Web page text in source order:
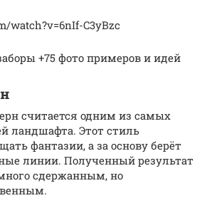
watch?v=6nIf-C3yBzc
+75 фото примеров и идей
считается одним из самых
ландшафта. Этот стиль
фантазии, а за основу берёт
линии. Полученный результат
сдержанным, но